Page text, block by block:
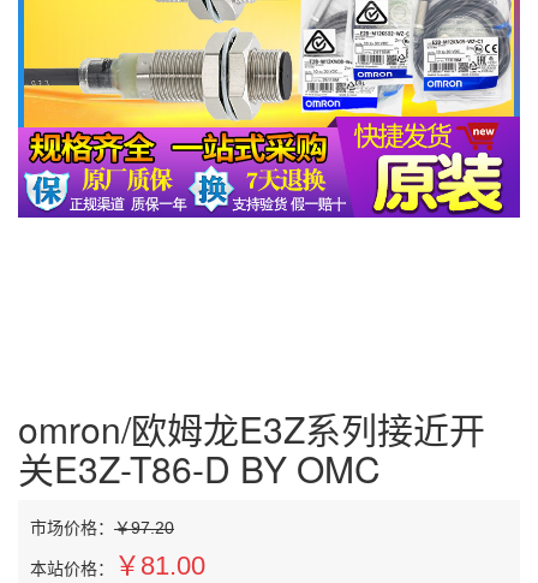
omron/欧姆龙E3Z系列接近开
关E3Z-T86-D BY OMC
市场价格： ￥97.20
本站价格： ￥81.00